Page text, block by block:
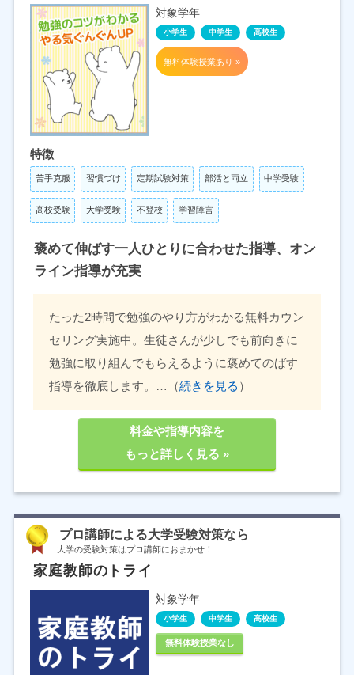
対象学年
小学生 中学生 高校生
無料体験授業あり »
特徴
苦手克服 習慣づけ 定期試験対策 部活と両立 中学受験
高校受験 大学受験 不登校 学習障害
褒めて伸ばす一人ひとりに合わせた指導、オン
ライン指導が充実
たった2時間で勉強のやり方がわかる無料カウン
セリング実施中。生徒さんが少しでも前向きに
勉強に取り組んでもらえるように褒めてのばす
指導を徹底します。…（続きを見る ）
料金や指導内容を
もっと詳しく見る »
プロ講師による大学受験対策なら
大学の受験対策はプロ講師におまかせ！
家庭教師のトライ
対象学年
小学生 中学生 高校生
無料体験授業なし